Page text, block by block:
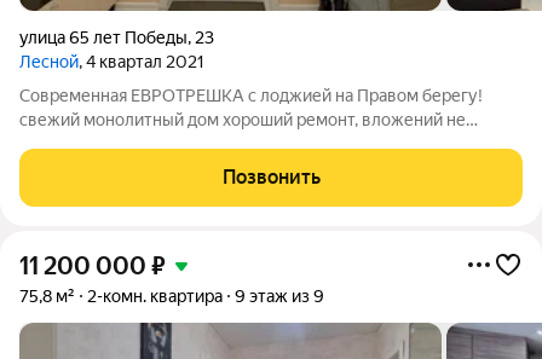
улица 65 лет Победы, 23
Лесной, 4 квартал 2021
Современная ЕВРОТРЕШКА с лоджией на Правом берегу!
свежий монолитный дом хороший ремонт, вложений не
района Свежий монолитный дом 2021 г.п., квартира НЕ
угловая, расположена на комфортном 3-м
Позвонить
11 200 000 ₽
75,8 м² 2-комн. квартира 9 этаж из 9